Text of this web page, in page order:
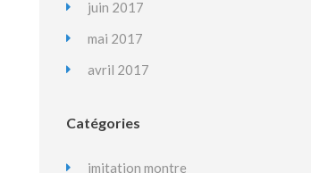
juin 2017
mai 2017
avril 2017
Catégories
imitation montre